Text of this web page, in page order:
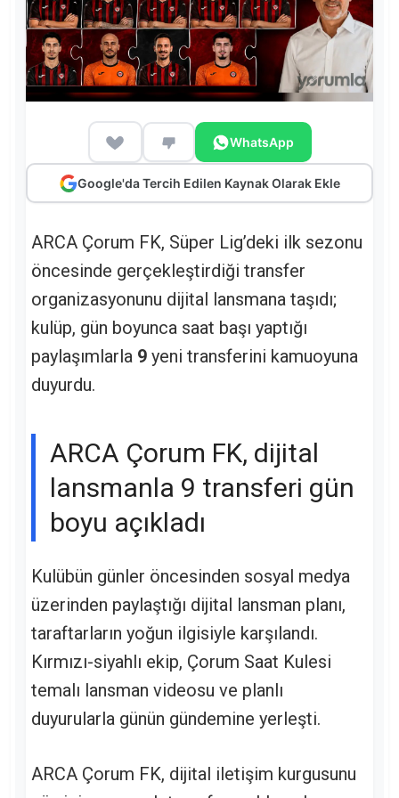
WhatsApp
Google'da Tercih Edilen Kaynak Olarak Ekle
ARCA Çorum FK, Süper Lig’deki ilk sezonu
öncesinde gerçekleştirdiği transfer
organizasyonunu dijital lansmana taşıdı;
kulüp, gün boyunca saat başı yaptığı
paylaşımlarla 9 yeni transferini kamuoyuna
duyurdu.
ARCA Çorum FK, dijital
lansmanla 9 transferi gün
boyu açıkladı
Kulübün günler öncesinden sosyal medya
üzerinden paylaştığı dijital lansman planı,
taraftarların yoğun ilgisiyle karşılandı.
Kırmızı-siyahlı ekip, Çorum Saat Kulesi
temalı lansman videosu ve planlı
duyurularla günün gündemine yerleşti.
ARCA Çorum FK, dijital iletişim kurgusunu